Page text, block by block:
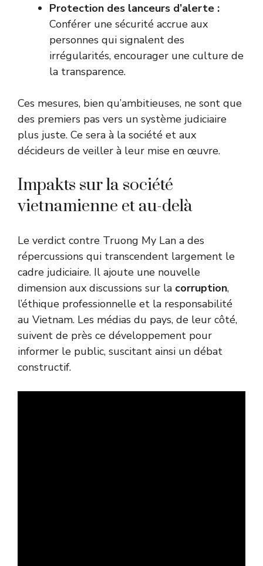
Protection des lanceurs d’alerte :
Conférer une sécurité accrue aux
personnes qui signalent des
irrégularités, encourager une culture de
la transparence.
Ces mesures, bien qu’ambitieuses, ne sont que
des premiers pas vers un système judiciaire
plus juste. Ce sera à la société et aux
décideurs de veiller à leur mise en œuvre.
Impakts sur la société
vietnamienne et au-delà
Le verdict contre Truong My Lan a des
répercussions qui transcendent largement le
cadre judiciaire. Il ajoute une nouvelle
dimension aux discussions sur la corruption,
l’éthique professionnelle et la responsabilité
au Vietnam. Les médias du pays, de leur côté,
suivent de près ce développement pour
informer le public, suscitant ainsi un débat
constructif.